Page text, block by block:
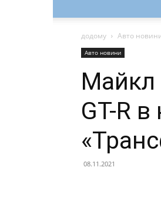
додому Авто
Авто новини
Майкл
GT-R
08.11.2021